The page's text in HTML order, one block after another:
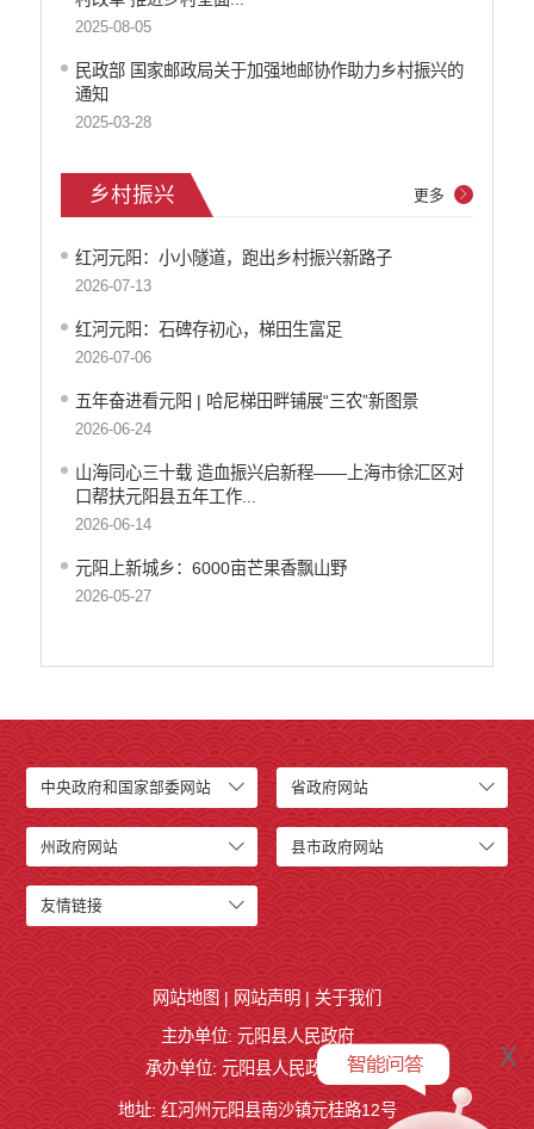
2025-08-05
民政部 国家邮政局关于加强地邮协作助力乡村振兴的
通知
2025-03-28
乡村振兴
红河元阳：小小隧道，跑出乡村振兴新路子
2026-07-13
红河元阳：石碑存初心，梯田生富足
2026-07-06
五年奋进看元阳 | 哈尼梯田畔铺展“三农”新图景
2026-06-24
山海同心三十载 造血振兴启新程——上海市徐汇区对
口帮扶元阳县五年工作...
2026-06-14
元阳上新城乡：6000亩芒果香飘山野
2026-05-27
更多
中央政府和国家部委网站 省政府网站
州政府网站 县市政府网站
友情链接
x
网站地图 | 网站声明 | 关于我们
主办单位: 元阳县人民政府
承办单位: 元阳县人民政府办公室
地址: 红河州元阳县南沙镇元桂路12号